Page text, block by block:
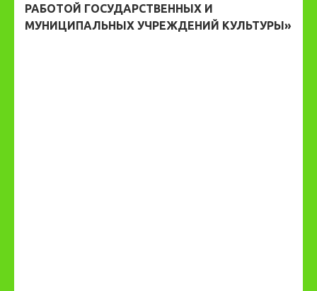
РАБОТОЙ ГОСУДАРСТВЕННЫХ И
МУНИЦИПАЛЬНЫХ УЧРЕЖДЕНИЙ КУЛЬТУРЫ»